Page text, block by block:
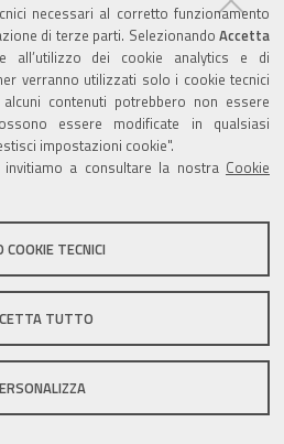
necessari al corretto funzionamento
di terze parti. Selezionando Accetta
all’utilizzo dei cookie analytics e di
verranno utilizzati solo i cookie tecnici
contenuti potrebbero non essere
essere modificate in qualsiasi
impostazioni cookie".
a consultare la nostra Cookie
COOKIE TECNICI
TUTTO
Valuta questo sito
di Zola Predosa
Accessibilità